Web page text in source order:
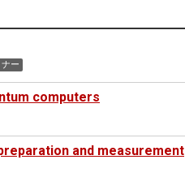
ナー
computers
and measurement